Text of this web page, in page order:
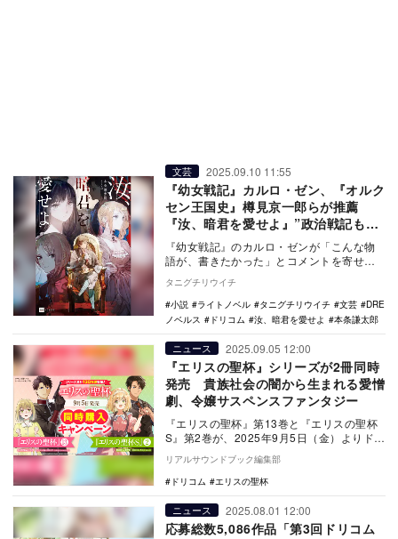
文芸 2025.09.10 11:55
『幼女戦記』カルロ・ゼン、『オルク
セン王国史』樽見京一郎らが推薦
『汝、暗君を愛せよ』”政治戦記も
の"としての魅力
『幼女戦記』のカルロ・ゼンが「こんな物
語が、書きたかった」とコメントを寄せ、
作巨編」と讃え…
タニグチリウイチ
小説
ライトノベル タニグチリウイチ 文芸
DRE
ノベルス
ドリコム 汝、暗君を愛せよ 本条謙太郎
ニュース 2025.09.05 12:00
『エリスの聖杯』シリーズが2冊同時
発売 貴族社会の闇から生まれる愛憎
劇、令嬢サスペンスファンタジー
『エリスの聖杯』第13巻と『エリスの聖杯
S』第2巻が、2025年9月5日（金）よりドリ
リアルサウンドブック編集部
ドリコム
エリスの聖杯
ニュース 2025.08.01 12:00
応募総数5,086作品「第3回ドリコム